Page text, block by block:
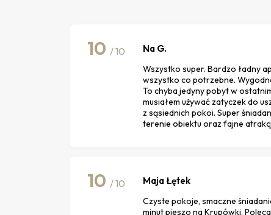
10 / 10 Na G.
Wszystko super. Bardzo ładny
wszystko co potrzebne.
To chyba jedyny pobyt w
musiałem używać zatyczek do
z sąsiednich pokoi. Super
terenie obiektu oraz fajne
10 / 10 Maja Łętek
Czyste pokoje, smaczne
minut pieszo na Krupówki.